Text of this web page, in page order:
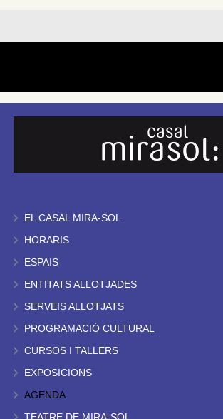
EL CASAL MIRA-SOL
HORARIS
ESPAIS
ENTITATS ALLOTJADES
SERVEIS ALLOTJATS
PROGRAMACIÓ CULTURAL
CURSOS I TALLERS
EXPOSICIONS
AGENDA